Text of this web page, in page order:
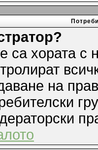
са хората с
на